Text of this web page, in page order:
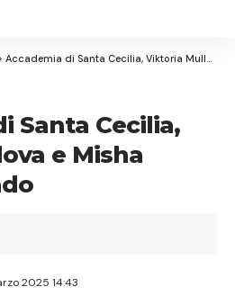
Resizer
Accademia di Santa Cecilia, Viktoria Mullova e Misha Mullov-Abbado
Santa Cecilia,
e Misha
2025 14:43